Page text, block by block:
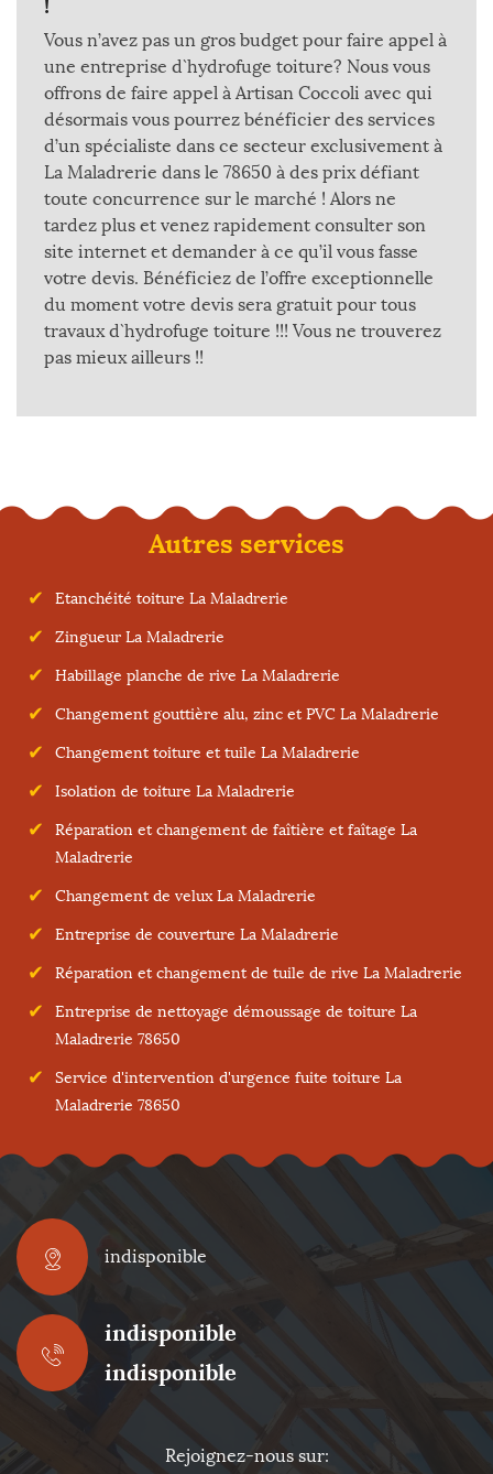
Vous n’avez pas un gros budget pour faire appel à
une entreprise d`hydrofuge toiture? Nous vous
offrons de faire appel à Artisan Coccoli avec qui
désormais vous pourrez bénéficier des services
d’un spécialiste dans ce secteur exclusivement à
La Maladrerie dans le 78650 à des prix défiant
toute concurrence sur le marché ! Alors ne
tardez plus et venez rapidement consulter son
site internet et demander à ce qu’il vous fasse
votre devis. Bénéficiez de l’offre exceptionnelle
du moment votre devis sera gratuit pour tous
travaux d`hydrofuge toiture !!! Vous ne trouverez
pas mieux ailleurs !!
Autres services
Etanchéité toiture La Maladrerie
Zingueur La Maladrerie
Habillage planche de rive La Maladrerie
Changement gouttière alu, zinc et PVC La Maladrerie
Changement toiture et tuile La Maladrerie
Isolation de toiture La Maladrerie
Réparation et changement de faîtière et faîtage La
Maladrerie
Changement de velux La Maladrerie
Entreprise de couverture La Maladrerie
Réparation et changement de tuile de rive La Maladrerie
Entreprise de nettoyage démoussage de toiture La
Maladrerie 78650
Service d'intervention d'urgence fuite toiture La
Maladrerie 78650
indisponible
indisponible
indisponible
Rejoignez-nous sur: